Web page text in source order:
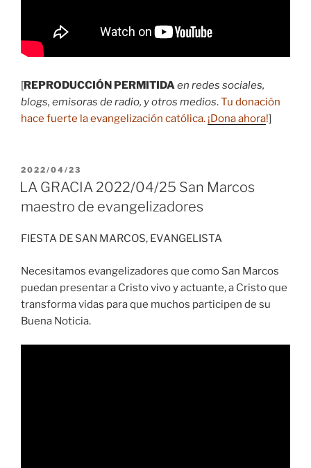
[REPRODUCCIÓN PERMITIDAen redes sociales,
blogs, emisoras de radio, y otros medios.Tu donación
hace fuerte la evangelización católica. ¡Dona ahora!]
PUBLICADO
EL
2022/04/23
LA GRACIA 2022/04/25 San Marcos
maestro de evangelizadores
FIESTA DE SAN MARCOS, EVANGELISTA
Necesitamos evangelizadores que como San Marcos
puedan presentar a Cristo vivo y actuante, a Cristo que
transforma vidas para que muchos participen de su
Buena Noticia.